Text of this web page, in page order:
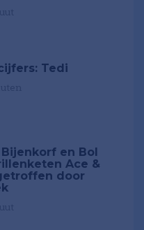
Tedi
Bijenkorf en Bol
Ace &
door